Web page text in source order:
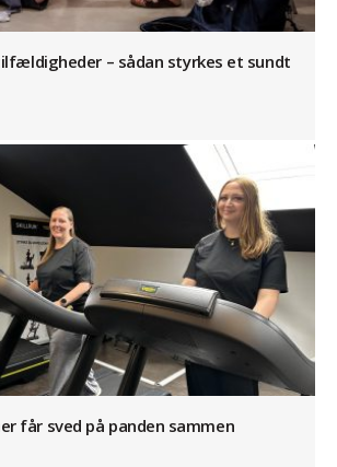
– sådan styrkes et sundt
får sved på panden sammen